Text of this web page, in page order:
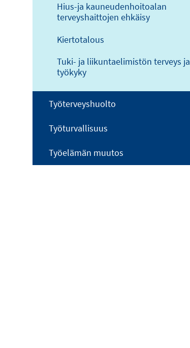
Hius-ja kauneudenhoitoalan
terveyshaittojen ehkäisy
Kiertotalous
Tuki- ja liikuntaelimistön terveys ja
työkyky
Työterveyshuolto
Työturvallisuus
Työelämän muutos